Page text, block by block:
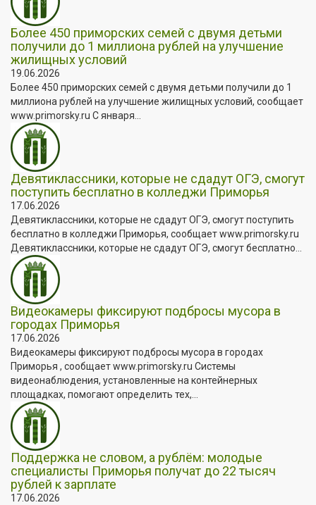
Более 450 приморских семей с двумя детьми
получили до 1 миллиона рублей на улучшение
жилищных условий
19.06.2026
Более 450 приморских семей с двумя детьми получили до 1
миллиона рублей на улучшение жилищных условий, сообщает
www.primorsky.ru С января...
Девятиклассники, которые не сдадут ОГЭ, смогут
поступить бесплатно в колледжи Приморья
17.06.2026
Девятиклассники, которые не сдадут ОГЭ, смогут поступить
бесплатно в колледжи Приморья, сообщает www.primorsky.ru
Девятиклассники, которые не сдадут ОГЭ, смогут бесплатно...
Видеокамеры фиксируют подбросы мусора в
городах Приморья
17.06.2026
Видеокамеры фиксируют подбросы мусора в городах
Приморья , сообщает www.primorsky.ru Системы
видеонаблюдения, установленные на контейнерных
площадках, помогают определить тех,...
Поддержка не словом, а рублём: молодые
специалисты Приморья получат до 22 тысяч
рублей к зарплате
17.06.2026